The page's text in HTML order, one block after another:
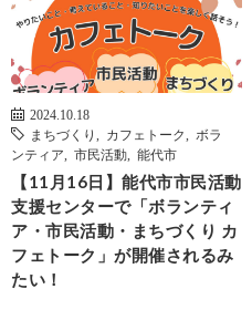
2024.10.18
まちづくり
カフェトーク
ボラ
ンティア
市民活動 能代市
【11月16日】能代市市民活動
支援センターで「ボランティ
ア・市民活動・まちづくり カ
フェトーク」が開催されるみ
たい！